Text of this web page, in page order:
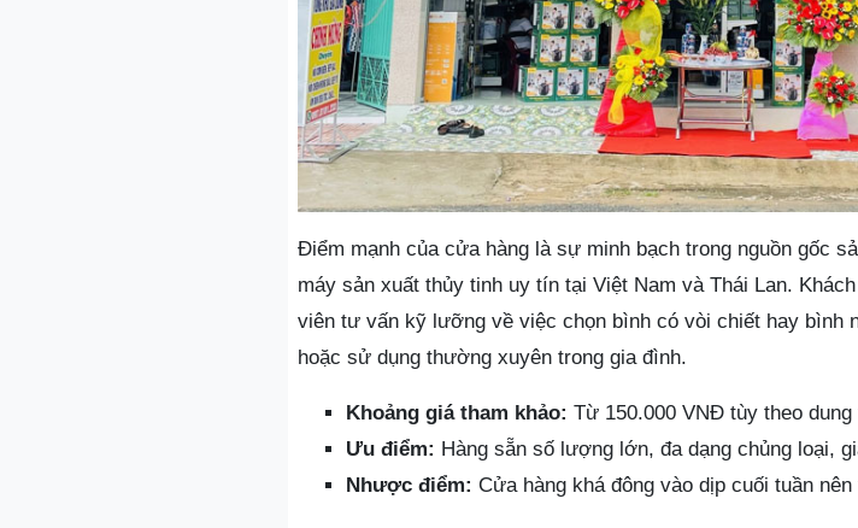
Điểm mạnh của cửa hàng là sự minh bạch trong nguồn gốc
máy sản xuất thủy tinh uy tín tại Việt Nam và Thái Lan.
viên tư vấn kỹ lưỡng về việc chọn bình có vòi chiết hay bình
hoặc sử dụng thường xuyên trong gia đình.
Khoảng giá tham khảo: Từ 150.000 VNĐ tùy theo
Ưu điểm: Hàng sẵn số lượng lớn, đa dạng chủng loại,
Nhược điểm: Cửa hàng khá đông vào dịp cuối tuần